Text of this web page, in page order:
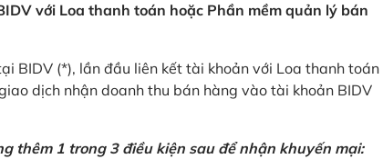
với Loa thanh toán hoặc Phần mềm quản lý bán
BIDV (*), lần đầu liên kết tài khoản với Loa thanh toán
dịch nhận doanh thu bán hàng vào tài khoản BIDV
thêm 1 trong 3 điều kiện sau để nhận khuyến mại: